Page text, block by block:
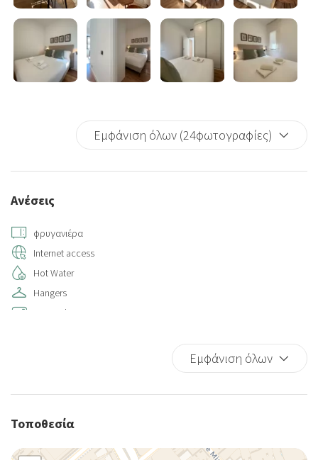
Εμφάνιση όλων (24φωτογραφίες)
Ανέσεις
φρυγανιέρα
Internet access
Hot Water
Hangers
Air conditioning
Private bathroom
Bed Linen
Cups/glassware
Εμφάνιση όλων
Τοποθεσία